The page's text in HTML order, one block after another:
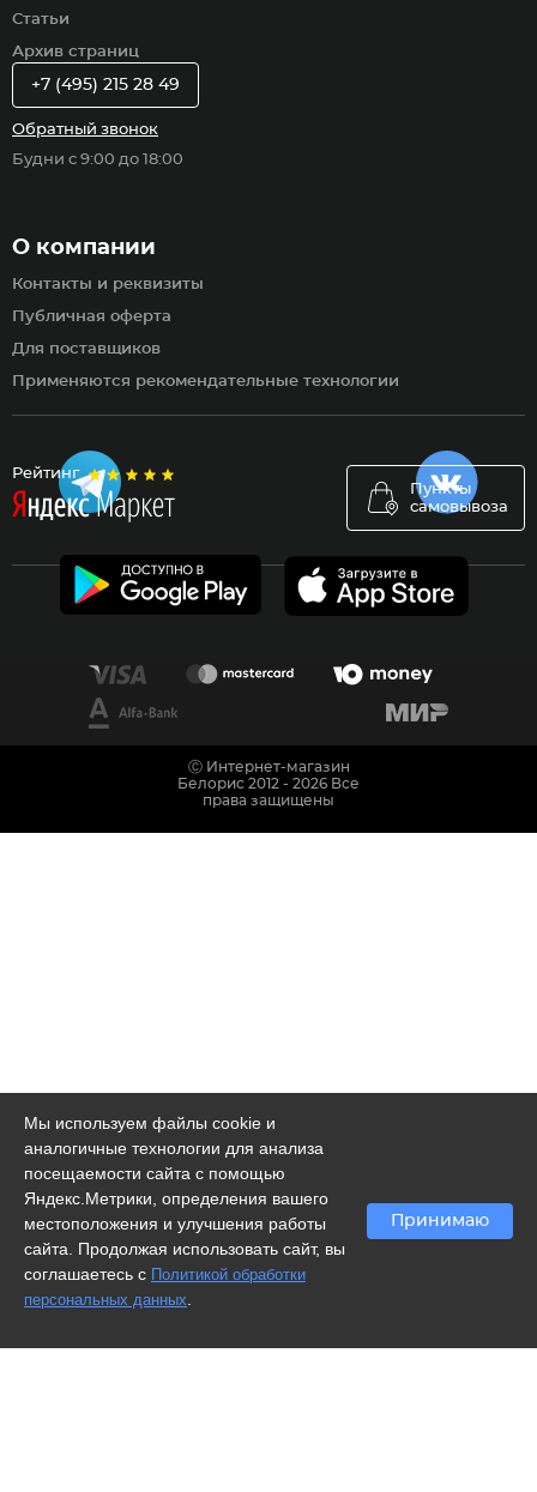
Рейтинг
Пункты
самовывоза
Статьи
Архив страниц
О компании
Контакты и реквизиты
Публичная оферта
Для поставщиков
Применяются рекомендательные технологии
+7 (495) 215 28 49
Обратный звонок
Будни с 9:00 до 18:00
Мы используем файлы cookie и
аналогичные технологии для анализа
посещаемости сайта с помощью
Яндекс.Метрики, определения вашего
местоположения и улучшения работы
сайта. Продолжая использовать сайт, вы
соглашаетесь с Политикой обработки
персональных данных
Принимаю
Ⓒ Интернет-магазин
Белорис 2012 - 2026 Все
права защищены